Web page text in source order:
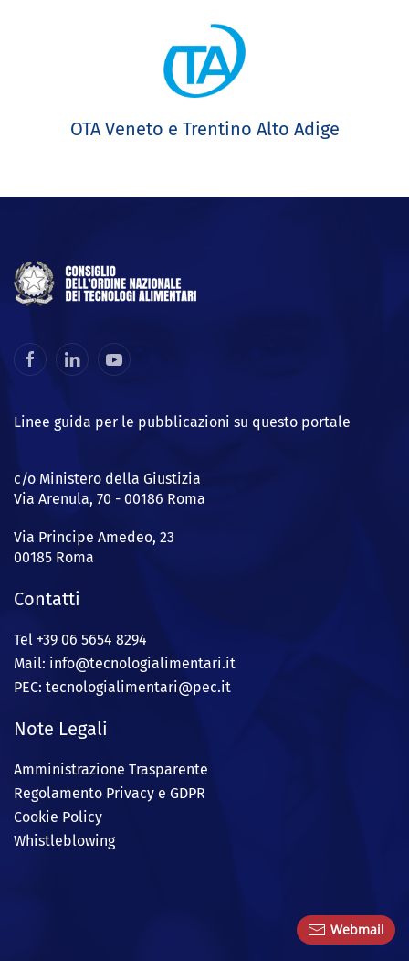
OTA Veneto e Trentino Alto Adige
Linee guida per le pubblicazioni su questo portale
c/o Ministero della Giustizia
Via Arenula, 70 - 00186 Roma
Via Principe Amedeo, 23
00185 Roma
Contatti
Tel +39 06 5654 8294
Mail: info@tecnologialimentari.it
PEC: tecnologialimentari@pec.it
Note Legali
Amministrazione Trasparente
Regolamento Privacy e GDPR
Cookie Policy
Whistleblowing
Webmail